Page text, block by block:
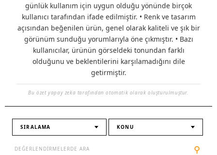
günlük kullanım için uygun olduğu yönünde birçok
kullanıcı tarafından ifade edilmiştir. • Renk ve tasarım
açısından beğenilen ürün, genel olarak kaliteli ve şık bir
görünüm sunduğu yorumlarıyla öne çıkmıştır. • Bazı
kullanıcılar, ürünün görseldeki tonundan farklı
olduğunu ve beklentilerini karşılamadığını dile
getirmiştir.
Bu özet yapay zeka tarafından otomatik olarak oluşturulmuştur.
SIRALAMA KONU
⚲